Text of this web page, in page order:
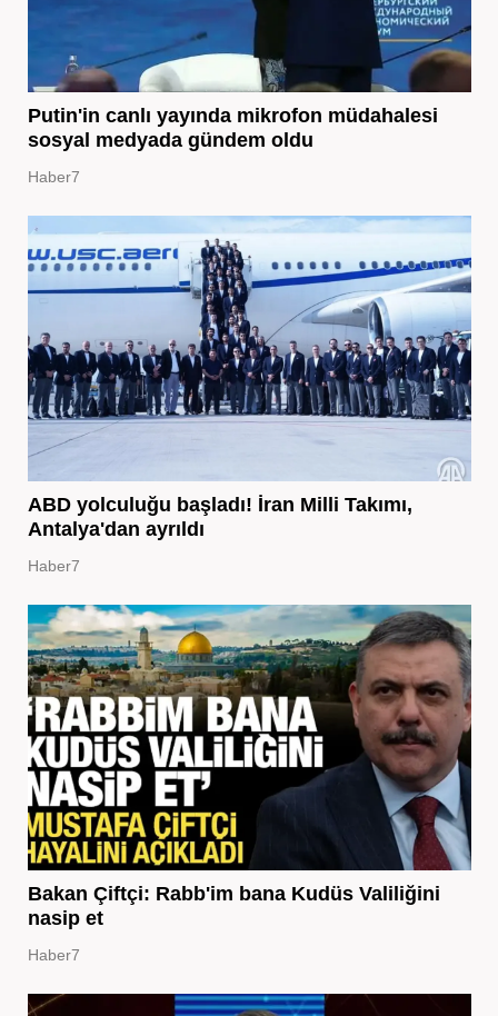
Putin'in canlı yayında mikrofon müdahalesi
sosyal medyada gündem oldu
Haber7
ABD yolculuğu başladı! İran Milli Takımı,
Antalya'dan ayrıldı
Haber7
Bakan Çiftçi: Rabb'im bana Kudüs Valiliğini
nasip et
Haber7